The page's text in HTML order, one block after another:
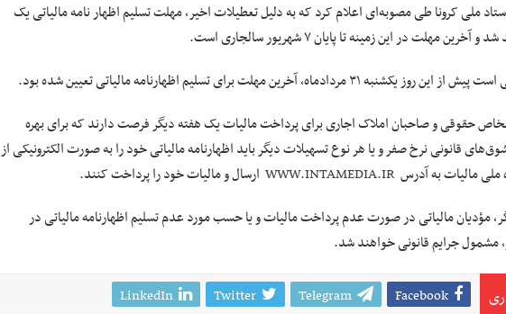
ستاد ملی کرونا طی مصوبه‌ای اعلام کرد که به دلیل تعطیلات اخیر، مهلت تسلیم اظهار نامه مالیاتی یک
مهلت در این زمینه تا پایان ۷ شهریور سالجاری است.
۳۱ مردادماه، آخرین مهلت برای تسلیم اظهارنامه مالیاتی تعیین شده بود.
حقوقی و صاحبان املاک اجاری برای پرداخت مالیات یک هفته دیگر فرصت دارند که برای بهره
قانونی نرخ صفر و یا هر نوع تسهیلات دیگر باید اظهارنامه مالیاتی خود را به صورت الکترونیکی از
ملی مالیات به آدرسWWW.INTAMEDIA.IR ارسال و مالیات خود را پرداخت کنند.
مؤدیان مالیاتی در صورت عدم پرداخت مالیات و یا حسب مورد عدم تسلیم اظهارنامه مالیاتی در
مشمول جرایم قانونی خواهند شد.
Facebook
Telegram
Twitter
LinkedIn